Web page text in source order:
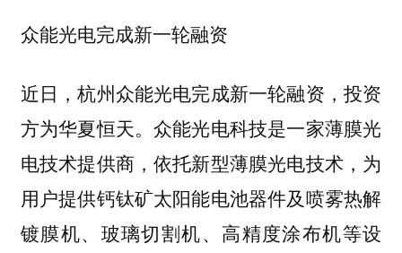
众能光电完成新一轮融资
近日，杭州众能光电完成新一轮融资，投资
方为华夏恒天。众能光电科技是一家薄膜光
电技术提供商，依托新型薄膜光电技术，为
用户提供钙钛矿太阳能电池器件及喷雾热解
镀膜机、玻璃切割机、高精度涂布机等设